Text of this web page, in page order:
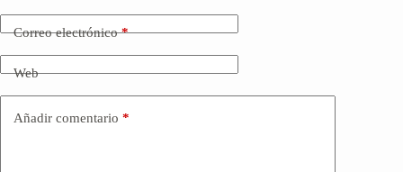
Correo electrónico*
Web
Añadir comentario *